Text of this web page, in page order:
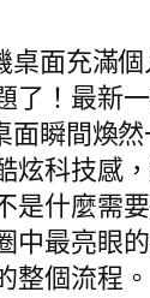
面充滿
了！最新
瞬間煥
炫科技感
是什麼需
最亮眼
整個流程。